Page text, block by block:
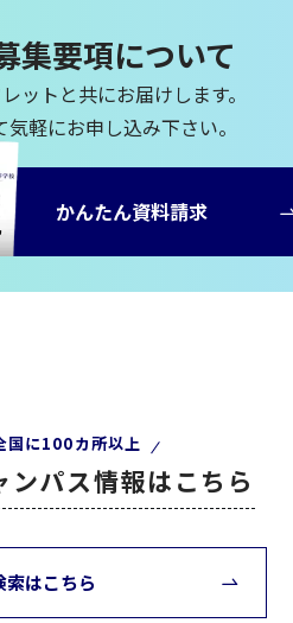
集要項について
ットと共にお届けします。
軽にお申し込み下さい。
かんたん資料請求
国に100カ所以上
ンパス情報はこちら
索はこちら